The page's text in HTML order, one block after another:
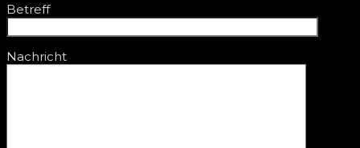
Betreff
Nachricht